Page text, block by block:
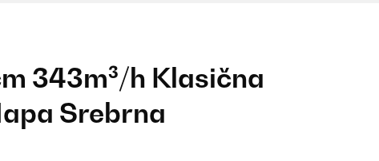
343m³/h Klasična
Srebrna